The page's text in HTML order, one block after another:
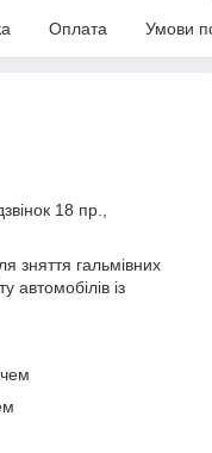
Оплата Умови
18 пр.,
зняття гальмівних
автомобілів із